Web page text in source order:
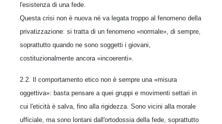
l'esistenza di una fede.
Questa crisi non è nuova né va legata troppo al fenomeno della
privatizzazione: si tratta di un fenomeno «normale», di sempre,
soprattutto quando ne sono soggetti i giovani,
costituzionalmente ancora «incoerenti».
2.2. Il comportamento etico non è sempre una «misura
oggettiva»: basta pensare a quei gruppi e movimenti settari in
cui l'eticità è salva, fino alla rigidezza. Sono vicini alla morale
ufficiale, ma sono lontani dall'ortodossia della fede, soprattutto